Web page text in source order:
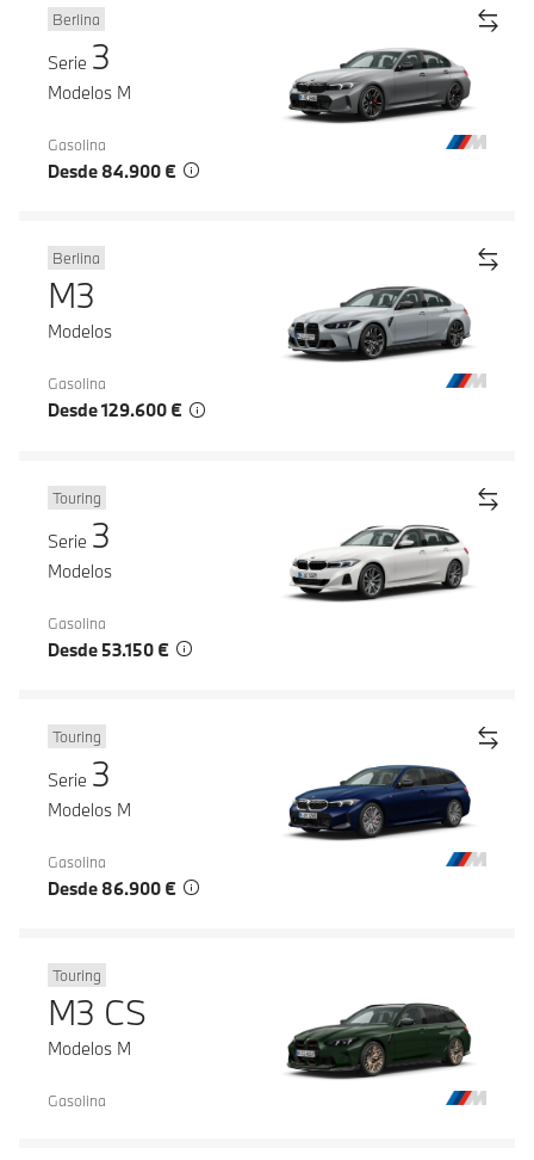
Berlina
Serie 3
Modelos M
Gasolina
Desde 84.900 €
Berlina
M3
Modelos
Gasolina
Desde 129.600 €
Touring
Serie 3
Modelos
Gasolina
Desde 53.150 €
Touring
Serie 3
Modelos M
Gasolina
Desde 86.900 €
Touring
M3 CS
Modelos M
Gasolina